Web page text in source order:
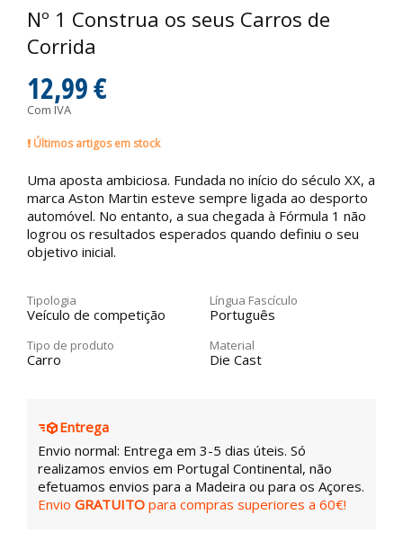
Nº 1 Construa os seus Carros de
Corrida
12,99 €
Com IVA
Últimos artigos em stock
Uma aposta ambiciosa. Fundada no início do século XX, a
marca Aston Martin esteve sempre ligada ao desporto
automóvel. No entanto, a sua chegada à Fórmula 1 não
logrou os resultados esperados quando definiu o seu
objetivo inicial.
Tipologia
Veículo de competição
Língua Fascículo
Português
Tipo de produto
Carro
Material
Die Cast
Entrega
Envio normal: Entrega em 3-5 dias úteis. Só
realizamos envios em Portugal Continental, não
efetuamos envios para a Madeira ou para os Açores.
Envio GRATUITO para compras superiores a 60€!